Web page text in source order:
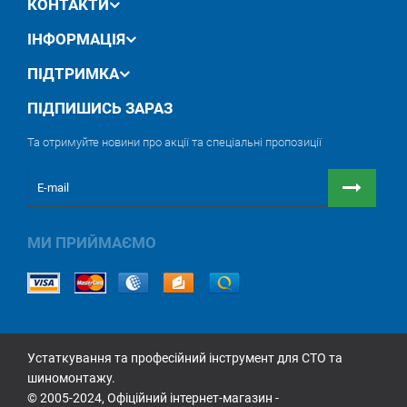
КОНТАКТИ
ІНФОРМАЦІЯ
ПІДТРИМКА
ПІДПИШИСЬ ЗАРАЗ
Та отримуйте новини про акції та спеціальні пропозиції
МИ ПРИЙМАЄМО
Устаткування та професійний інструмент для СТО та
шиномонтажу.
© 2005-2024, Офіційний інтернет-магазин -